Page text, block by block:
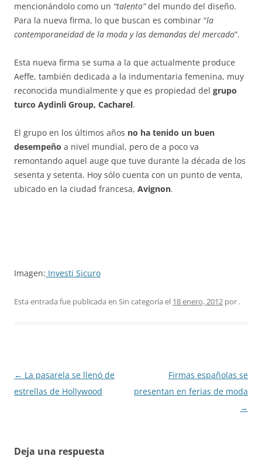
mencionándolo como un “talento”del mundo del diseño.
Para la nueva firma, lo que buscan es combinar “la
contemporaneidad de la moda y las demandas del mercado”.
Esta nueva firma se suma a la que actualmente produce
Aeffe, también dedicada a la indumentaria femenina, muy
reconocida mundialmente y que es propiedad del grupo
turco Aydinli Group, Cacharel.
El grupo en los últimos años no ha tenido un buen
desempeño a nivel mundial, pero de a poco va
remontando aquel auge que tuve durante la década de los
sesenta y setenta. Hoy sólo cuenta con un punto de venta,
ubicado en la ciudad francesa, Avignon.
Imagen: Investi Sicuro
Esta entrada fue publicada en Sin categoría el 18 enero, 2012 por .
Navegación
de
← La pasarela se llenó de
estrellas de Hollywood
Firmas españolas se
presentan en ferias de moda
→
Deja una respuesta